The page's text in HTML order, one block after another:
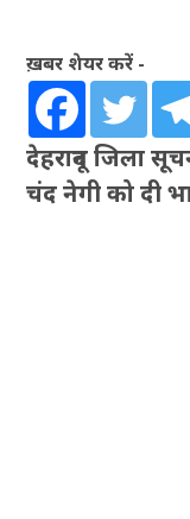
ख़बर शेयर करें -
देहरादून जिला
चंद नेगी को दी